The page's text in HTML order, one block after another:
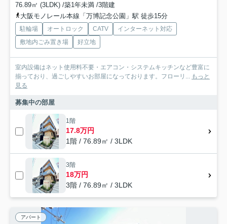
76.89㎡ (3LDK) /築1年未満 /3階建
大阪モノレール本線「万博記念公園」駅 徒歩15分
駐輪場 オートロック CATV
インターネット対応
敷地内ごみ置き場
好立地
室内設備はネット使用料不要・エアコン・システムキッチンなど豊富に
揃っており、過ごしやすいお部屋になっております。フローリ... もっと
見る
募集中の部屋
1階
17.8万円
1階 / 76.89㎡ / 3LDK
3階
18万円
3階 / 76.89㎡ / 3LDK
アパート